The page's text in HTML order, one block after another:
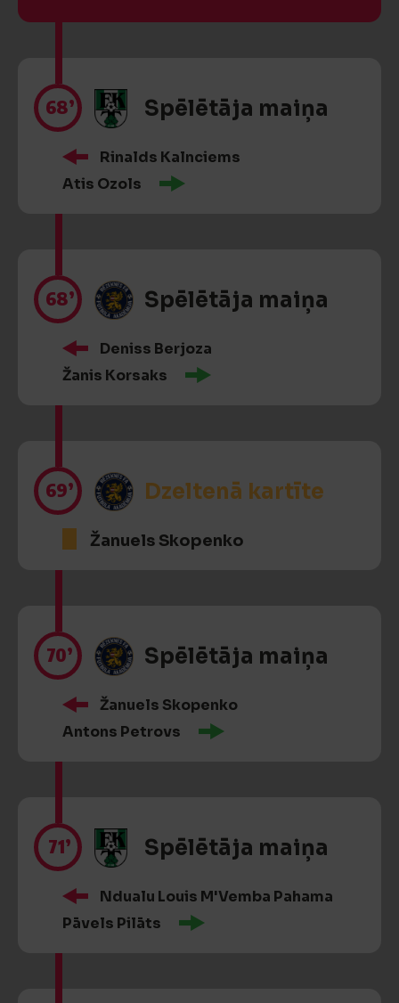
68’ Spēlētāja maiņa
Rinalds Kalnciems
Atis Ozols
68’ Spēlētāja maiņa
Deniss Berjoza
Žanis Korsaks
69’ Dzeltenā kartīte
Žanuels Skopenko
70’ Spēlētāja maiņa
Žanuels Skopenko
Antons Petrovs
71’ Spēlētāja maiņa
Ndualu Louis M'Vemba Pahama
Pāvels Pilāts